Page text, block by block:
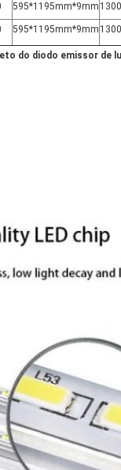
595*1195mm*9mm
595*1195mm*9mm
do diodo emissor de